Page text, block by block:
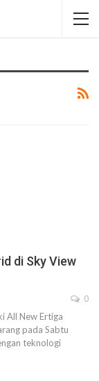
di Sky View
0
All New Ertiga
pada Sabtu
teknologi